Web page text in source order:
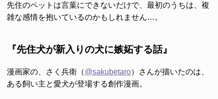
先住のペットは言葉にできないだけで、最初のうちは、複
雑な感情を抱いているのかもしれません…。
『先住犬が新入りの犬に嫉妬する話』
漫画家の、さく兵衛（@sakubetaro）さんが描いたのは、
ある飼い主と愛犬が登場する創作漫画。